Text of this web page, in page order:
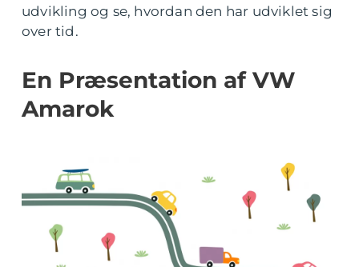
udvikling og se, hvordan den har udviklet sig
over tid.
En Præsentation af VW
Amarok